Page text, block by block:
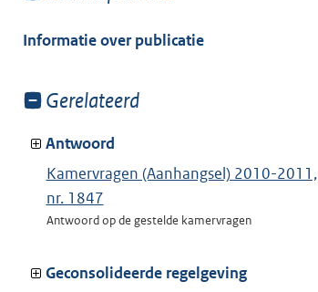
van:
Informatie over publicatie
Toon
van:
Gerelateerd
Antwoord
Kamervragen (Aanhangsel) 2010-2011,
nr. 1847
Antwoord op de gestelde kamervragen
Geconsolideerde regelgeving